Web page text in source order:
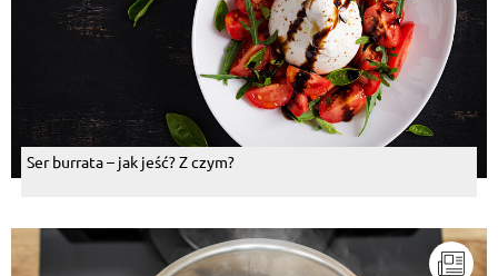
Ser burrata – jak jeść? Z czym?